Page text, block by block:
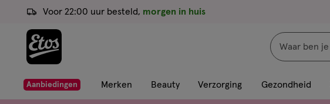
ga
de
hoofd
ga
naar
Voor 22:00 uur besteld, morgen in huis
Zoeken
met
dit
Aanbiedingen Merken Beauty Verzorging Gezondheid